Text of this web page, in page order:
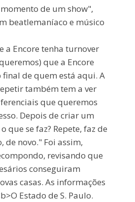
de um show",
beatlemaníaco e músico
a Encore tenha turnover
que a Encore
final de quem está aqui. A
também tem a ver
que queremos
Depois de criar um
que se faz? Repete, faz de
de novo." Foi assim,
revisando que
conseguiram
casas. As informações
Estado de S. Paulo.